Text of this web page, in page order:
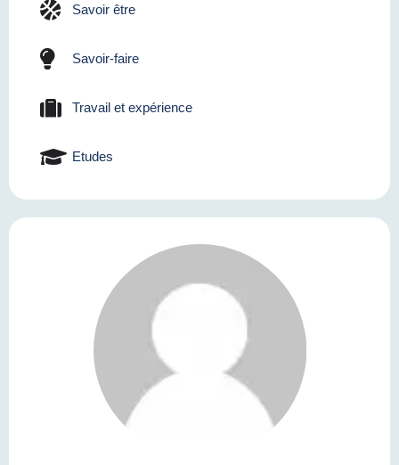
Savoir être
Savoir-faire
Travail et expérience
Etudes